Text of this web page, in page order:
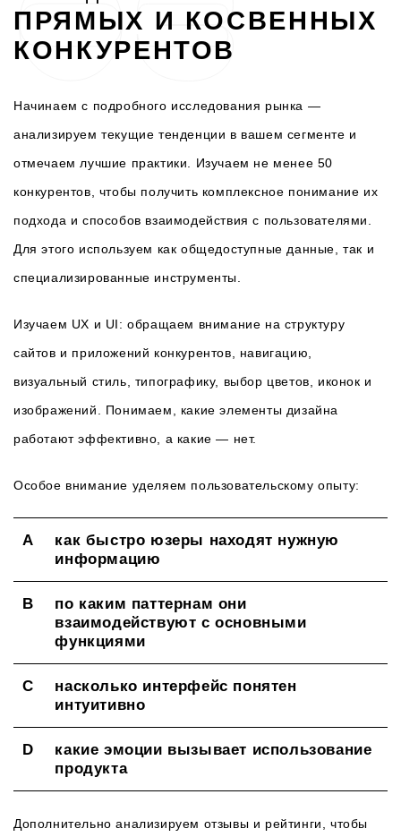
ПРЯМЫХ И КОСВЕННЫХ
КОНКУРЕНТОВ
Начинаем с подробного исследования рынка —
анализируем текущие тенденции в вашем сегменте и
отмечаем лучшие практики. Изучаем не менее 50
конкурентов, чтобы получить комплексное понимание их
подхода и способов взаимодействия с пользователями.
Для этого используем как общедоступные данные, так и
специализированные инструменты.
Изучаем UX и UI: обращаем внимание на структуру
сайтов и приложений конкурентов, навигацию,
визуальный стиль, типографику, выбор цветов, иконок и
изображений. Понимаем, какие элементы дизайна
работают эффективно, а какие — нет.
Особое внимание уделяем пользовательскому опыту:
как быстро юзеры находят нужную
информацию
по каким паттернам они
взаимодействуют с основными
функциями
насколько интерфейс понятен
интуитивно
какие эмоции вызывает использование
продукта
Дополнительно анализируем отзывы и рейтинги, чтобы